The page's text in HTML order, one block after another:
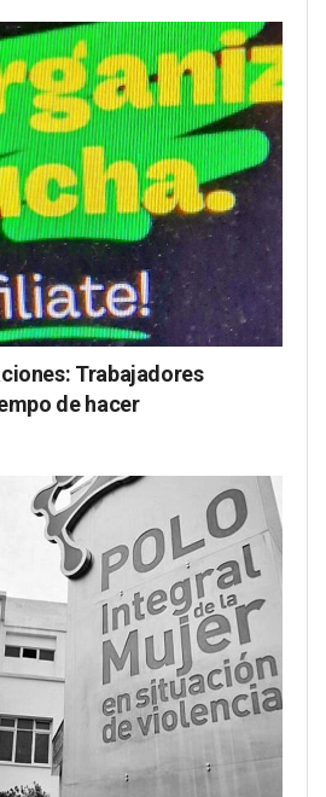
Trabajadores
de hacer